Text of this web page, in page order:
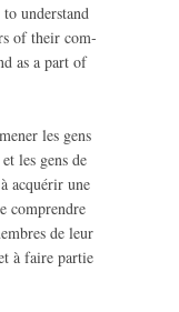
under­stand
of their com­
as a part of
les gens
les gens de
acquérir une
com­pren­dre
de leur
à faire par­tie